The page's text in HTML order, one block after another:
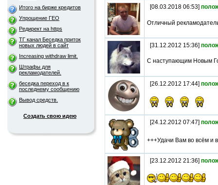
Итого на бирже кредитов
Упрощение ГЕО
Редирект на https
ТГ канал Беседка приток
новых людей в сайт
Increasing withdraw limit.
Штрафы для
рекламодателей.
беседка переход в к
последнему сообщению
Вывод средств.
Создать свою идею
[08.03.2018 06:53]
Отличный
[31.12.2012 15:36]
С наступающим Новым
[26.12.2012 17:44]
[24.12.2012 07:47]
+++Удачи Вам во всём и
[23.12.2012 21:36]